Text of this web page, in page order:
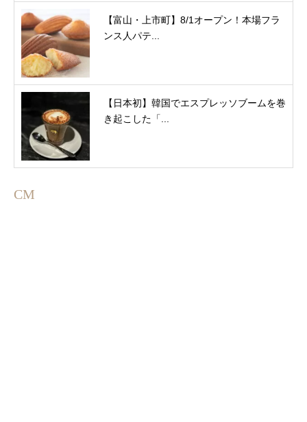
【富山・上市町】8/1オープン！本場フラ
ンス人パテ...
【日本初】韓国でエスプレッソブームを巻
き起こした「...
CM